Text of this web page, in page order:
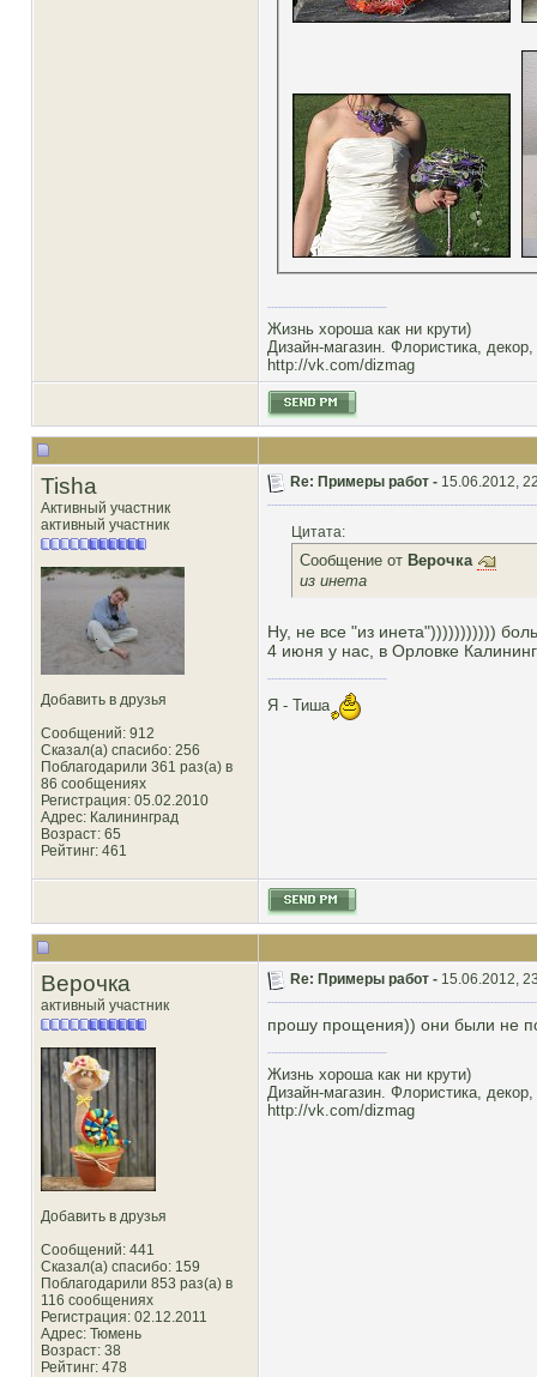
Жизнь хороша как ни крути)
Дизайн-магазин. Флористика, декор,
http://vk.com/dizmag
Tisha
Активный участник
активный участник
Добавить в друзья
Сообщений: 912
Сказал(а) спасибо: 256
Поблагодарили 361 раз(а) в
86 сообщениях
Регистрация: 05.02.2010
Адрес: Калининград
Возраст: 65
Рейтинг: 461
Re: Примеры работ - 15.06.2012,
Цитата:
Сообщение от Верочка
из инета
Ну, не все "из инета")))))))))))
4 июня у нас, в Орловке
Я - Тиша
Верочка
активный участник
Добавить в друзья
Сообщений: 441
Сказал(а) спасибо: 159
Поблагодарили 853 раз(а) в
116 сообщениях
Регистрация: 02.12.2011
Адрес: Тюмень
Возраст: 38
Рейтинг: 478
Re: Примеры работ - 15.06.2012,
прошу прощения)) они были не
Жизнь хороша как ни крути)
Дизайн-магазин. Флористика, декор,
http://vk.com/dizmag